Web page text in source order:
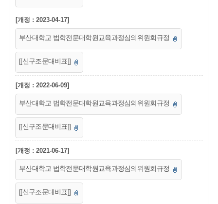
[개정 : 2023-04-17]
부산대학교 법학전문대학원교육과정심의위원회규정
[[신구조문대비표]]
[개정 : 2022-06-09]
부산대학교 법학전문대학원교육과정심의위원회규정
[[신구조문대비표]]
[개정 : 2021-06-17]
부산대학교 법학전문대학원교육과정심의위원회규정
[[신구조문대비표]]